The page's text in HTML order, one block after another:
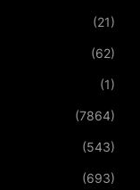
(21)
(62)
(1)
(7864)
(543)
(693)